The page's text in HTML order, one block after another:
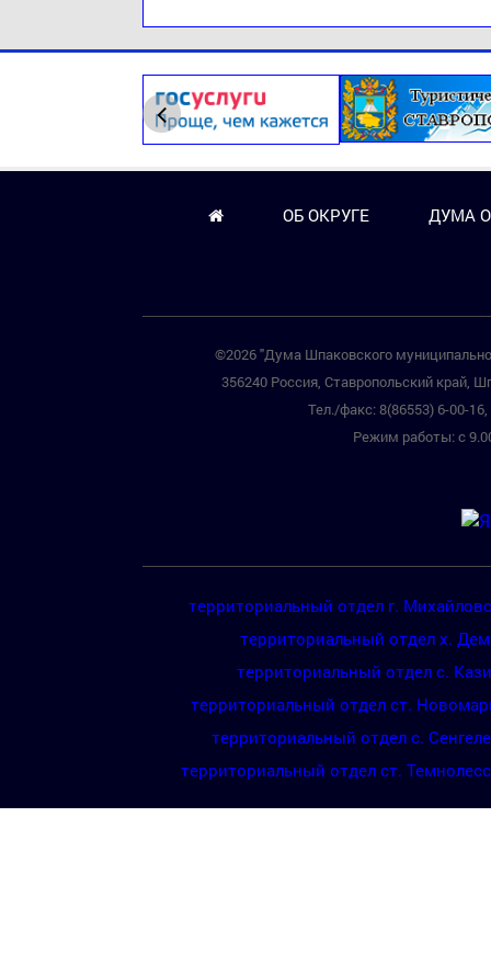
ОБ ОКРУГЕ ДУМА
©2026 "Дума Шпаковского
356240 Россия, Ставропольский край,
Тел./факс: 8(86553) 6-00-
Режим работы: с
территориальный отдел г.
территориальный отдел х.
территориальный отдел с.
территориальный отдел ст.
территориальный отдел с.
территориальный отдел ст.